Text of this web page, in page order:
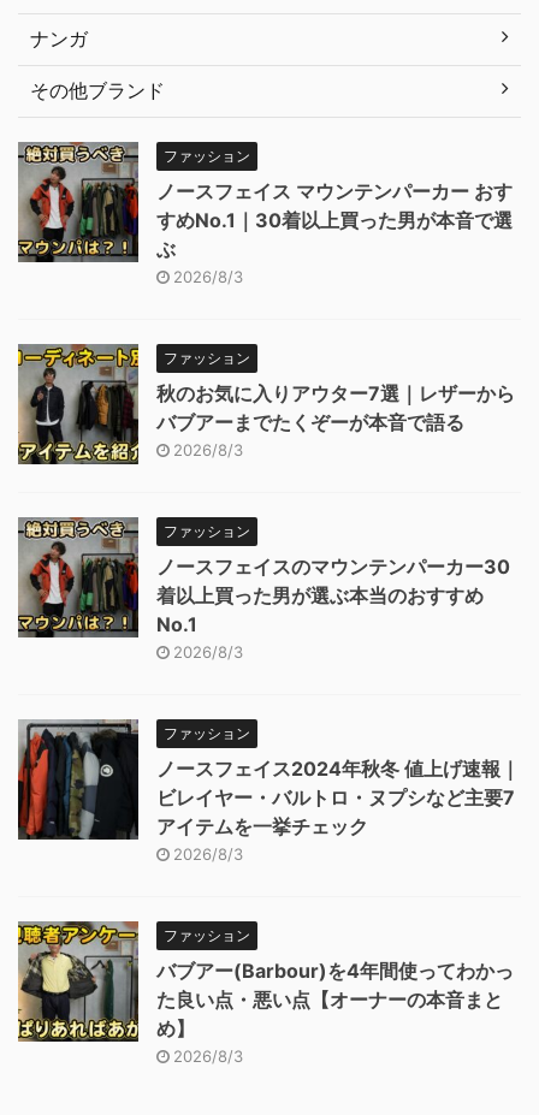
ナンガ
その他ブランド
ファッション
ノースフェイス マウンテンパーカー おす
すめNo.1｜30着以上買った男が本音で選
ぶ
2026/8/3
ファッション
秋のお気に入りアウター7選｜レザーから
バブアーまでたくぞーが本音で語る
2026/8/3
ファッション
ノースフェイスのマウンテンパーカー30
着以上買った男が選ぶ本当のおすすめ
No.1
2026/8/3
ファッション
ノースフェイス2024年秋冬 値上げ速報｜
ビレイヤー・バルトロ・ヌプシなど主要7
アイテムを一挙チェック
2026/8/3
ファッション
バブアー(Barbour)を4年間使ってわかっ
た良い点・悪い点【オーナーの本音まと
め】
2026/8/3